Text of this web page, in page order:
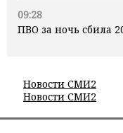
09:28
ПВО за ночь сбила
Новости СМИ2
Новости СМИ2